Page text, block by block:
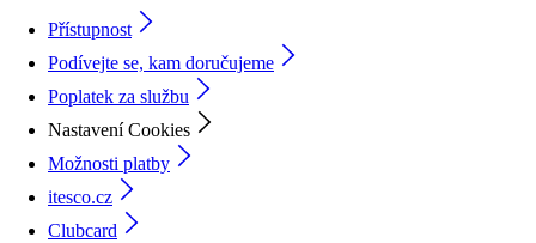
Přístupnost
Podívejte se, kam doručujeme
Poplatek za službu
Nastavení Cookies
Možnosti platby
itesco.cz
Clubcard